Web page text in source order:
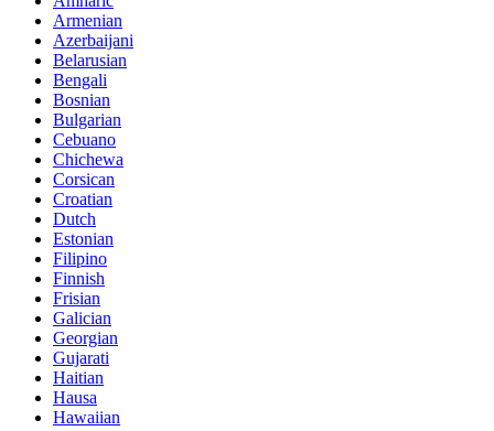
Armenian
Azerbaijani
Belarusian
Bengali
Bosnian
Bulgarian
Cebuano
Chichewa
Corsican
Croatian
Dutch
Estonian
Filipino
Finnish
Frisian
Galician
Georgian
Gujarati
Haitian
Hausa
Hawaiian